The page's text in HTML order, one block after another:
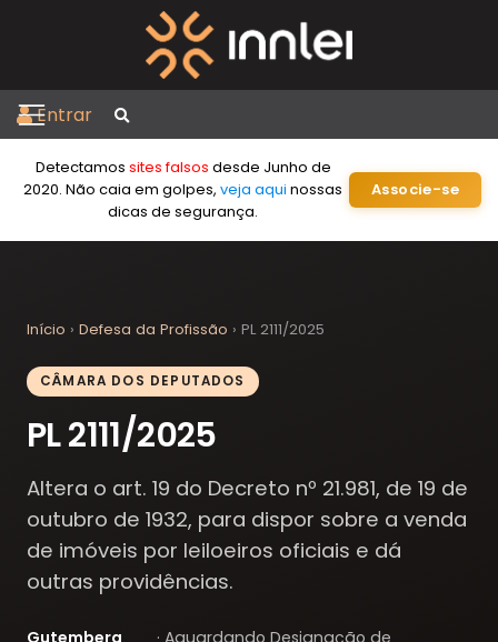
Entrar
Detectamos sites falsos desde Junho de
2020. Não caia em golpes,veja aqui nossas
dicas de segurança.
Associe-se
Início › Defesa da Profissão › PL 2111/2025
CÂMARA DOS DEPUTADOS
PL 2111/2025
Altera o art. 19 do Decreto nº 21.981, de 19 de
outubro de 1932, para dispor sobre a venda
de imóveis por leiloeiros oficiais e dá
outras providências.
Gutemberg
· Aguardando Designação de